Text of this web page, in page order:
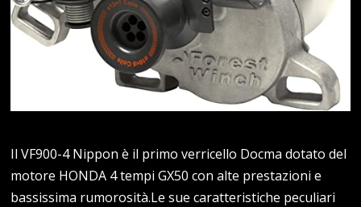
Il VF900-4 Nippon è il primo verricello Docma dotato del
motore HONDA 4 tempi GX50 con alte prestazioni e
bassissima rumorosità.Le sue caratteristiche peculiari